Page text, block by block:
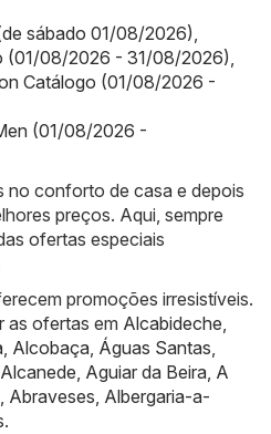
sábado 01/08/2026),
(01/08/2026 - 31/08/2026),
Catálogo (01/08/2026 -
(01/08/2026 -
no conforto de casa e depois
preços. Aqui, sempre
ofertas especiais
promoções irresistíveis.
as ofertas em Alcabideche,
, Alcobaça, Águas Santas,
Alcanede, Aguiar da Beira, A
, Abraveses, Albergaria-a-
.